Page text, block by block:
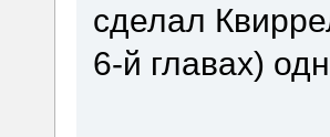
сделал
6-й главах)